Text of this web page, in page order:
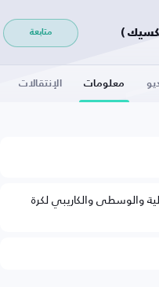
متابعة
معلومات الإنتقالات
والوسطى والكاريبي لكرة